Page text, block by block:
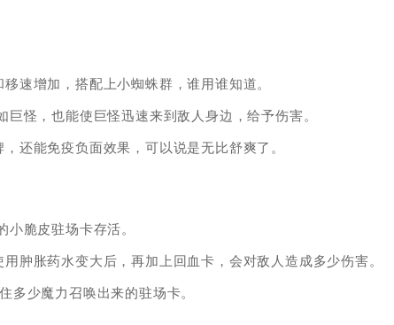
速增加，搭配上小蜘蛛群，谁用谁知道。
巨怪，也能使巨怪迅速来到敌人身边，给予伤害。
还能免疫负面效果，可以说是无比舒爽了。
脆皮驻场卡存活。
肿胀药水变大后，再加上回血卡，会对敌人造成多少伤害。
多少魔力召唤出来的驻场卡。